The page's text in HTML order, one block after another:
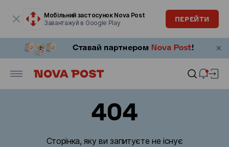
Мобільний застосунок Nova Post
Завантажуй в Google Play
ПЕРЕЙТИ
404
Сторінка, яку ви запитуєте не існує